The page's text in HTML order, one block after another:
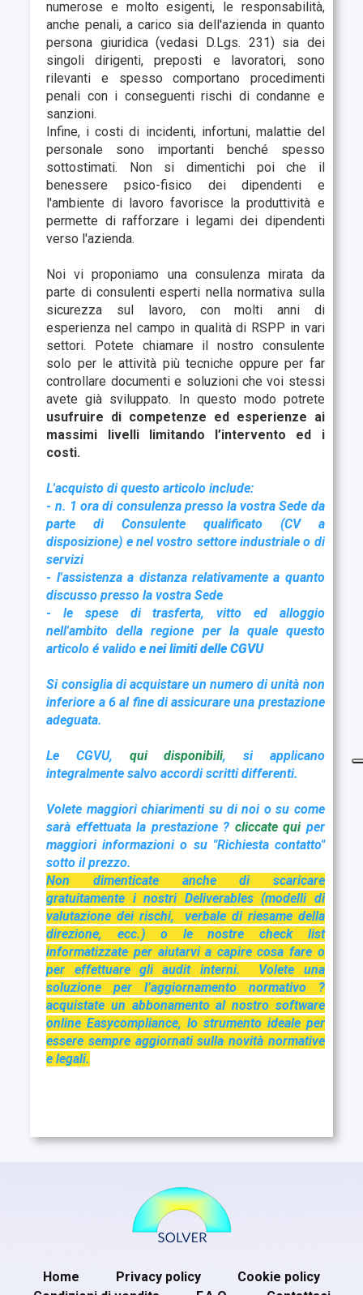
numerose e molto esigenti, le responsabilità,
anche penali, a carico sia dell'azienda in quanto
persona giuridica (vedasi D.Lgs. 231) sia dei
singoli dirigenti, preposti e lavoratori, sono
rilevanti e spesso comportano procedimenti
penali con i conseguenti rischi di condanne e
sanzioni.
Infine, i costi di incidenti, infortuni, malattie del
personale sono importanti benché spesso
sottostimati. Non si dimentichi poi che il
benessere psico-fisico dei dipendenti e
l'ambiente di lavoro favorisce la produttività e
permette di rafforzare i legami dei dipendenti
verso l'azienda.
Noi vi proponiamo una consulenza mirata da
parte di consulenti esperti nella normativa sulla
sicurezza sul lavoro, con molti anni di
esperienza nel campo in qualità di RSPP in vari
settori. Potete chiamare il nostro consulente
solo per le attività più tecniche oppure per far
controllare documenti e soluzioni che voi stessi
avete già sviluppato. In questo modo potrete
usufruire di competenze ed esperienze ai
massimi livelli limitando l’intervento ed i
costi.
L'acquisto di questo articolo include:
- n. 1 ora di consulenza presso la vostra Sede da
parte di Consulente qualificato (CV a
disposizione) e nel vostro settore industriale o di
servizi
- l'assistenza a distanza relativamente a quanto
discusso presso la vostra Sede
- le spese di trasferta, vitto ed alloggio
nell'ambito della regione per la quale questo
articolo é validoe nei limiti delle CGVU
Si consiglia di acquistare un numero di unità non
inferiore a 6 al fine di assicurare una prestazione
adeguata.
Le CGVU, qui disponibili, si applicano
integralmente salvo accordi scritti differenti.
Volete maggiori chiarimenti su di noi o su come
sarà effettuata la prestazione ? cliccate quiper
maggiori informazioni o su "Richiesta contatto"
sotto il prezzo.
Non dimenticate anche di scaricare
gratuitamente i nostri Deliverables (modelli di
valutazione dei rischi, verbale di riesame della
direzione, ecc.) o le nostre check list
informatizzate per aiutarvi a capire cosa fare o
per effettuare gli audit interni. Volete una
soluzione per l’aggiornamento normativo ?
acquistate un abbonamento al nostro software
online Easycompliance, lo strumento ideale per
essere sempre aggiornati sulla novità normative
e legali.
Home Privacy policy
Cookie policy